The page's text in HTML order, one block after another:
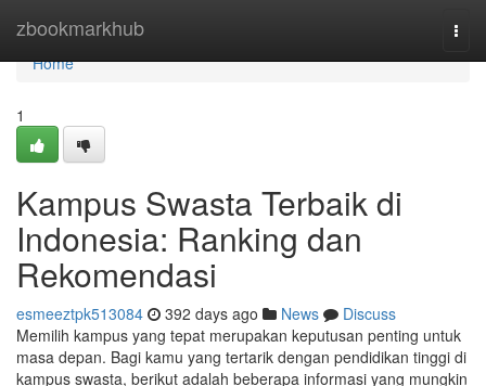
zbookmarkhub
Home
Home
1
Kampus Swasta Terbaik di
Indonesia: Ranking dan
Rekomendasi
esmeeztpk513084 392 days ago News
Discuss
Memilih kampus yang tepat merupakan keputusan penting untuk
masa depan. Bagi kamu yang tertarik dengan pendidikan tinggi di
kampus swasta, berikut adalah beberapa informasi yang mungkin